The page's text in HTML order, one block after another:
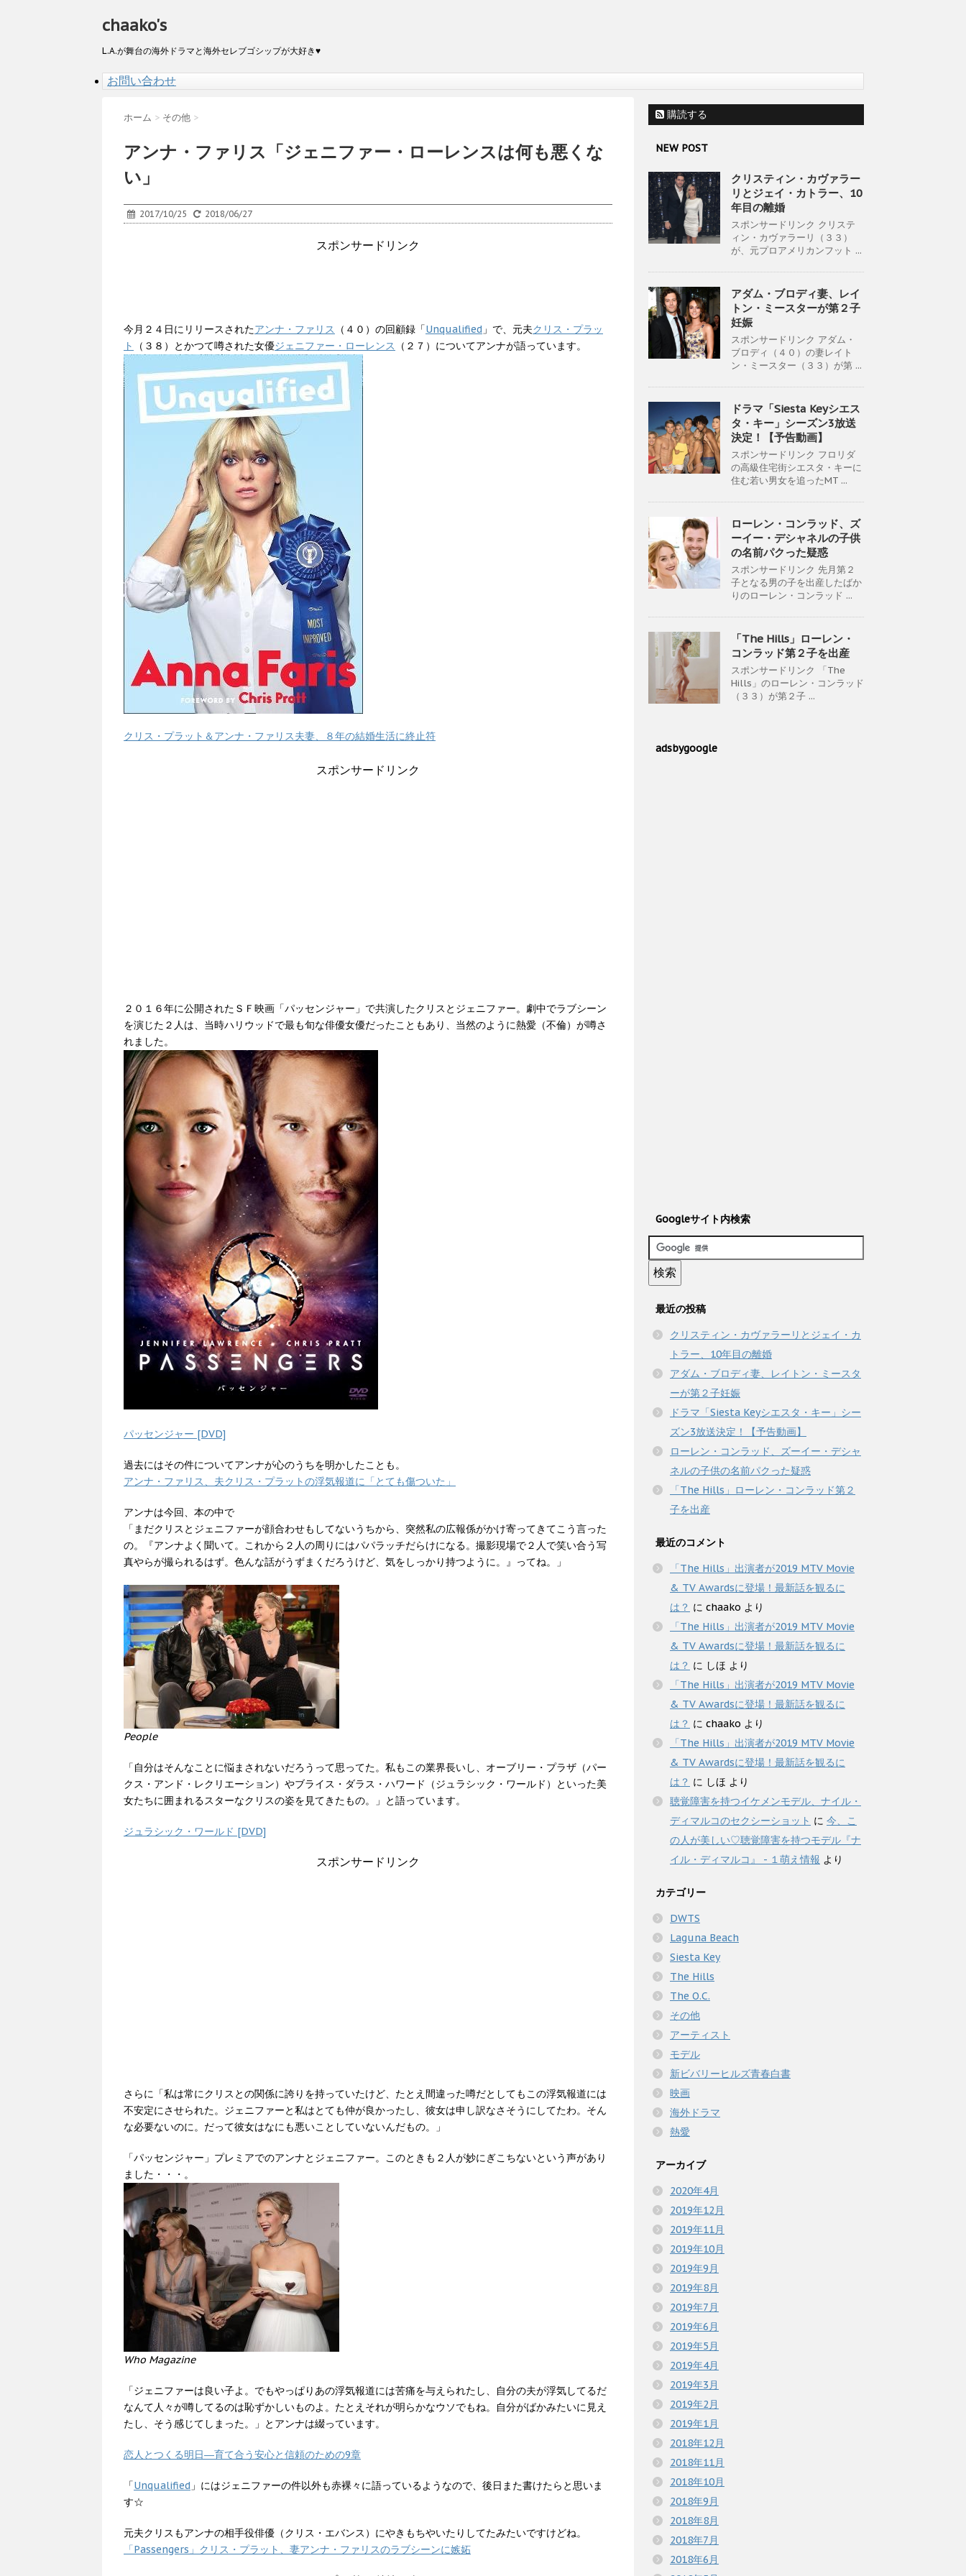
chaako's
L.A.が舞台の海外ドラマと海外セレブゴシップが大好き♥
お問い合わせ
ホーム > その他 >
アンナ・ファリス「ジェニファー・ローレンスは何も悪くな
い」
2017/10/25 2018/06/27
スポンサードリンク
今月２４日にリリースされたアンナ・ファリス （４０）の回顧録「Unqualified 」で、元夫クリス・プラッ
ト
（３８）とかつて噂された女優ジェニファー・ローレンス （２７）についてアンナが語っています。
クリス・プラット＆アンナ・ファリス夫妻、８年の結婚生活に終止符
スポンサードリンク
２０１６年に公開されたＳＦ映画「パッセンジャー」で共演したクリスとジェニファー。劇中でラブシーン
を演じた２人は、当時ハリウッドで最も旬な俳優女優だったこともあり、当然のように熱愛（不倫）が噂さ
れました。
パッセンジャー [DVD]
過去にはその件についてアンナが心のうちを明かしたことも。
アンナ・ファリス、夫クリス・プラットの浮気報道に「とても傷ついた」
アンナは今回、本の中で
「まだクリスとジェニファーが顔合わせもしてないうちから、突然私の広報係がかけ寄ってきてこう言った
の。『アンナよく聞いて。これから２人の周りにはパパラッチだらけになる。撮影現場で２人で笑い合う写
真やらが撮られるはず。色んな話がうずまくだろうけど、気をしっかり持つように。』ってね。」
People
「自分はそんなことに悩まされないだろうって思ってた。私もこの業界長いし、オーブリー・プラザ（パー
クス・アンド・レクリエーション）やブライス・ダラス・ハワード（ジュラシック・ワールド）といった美
女たちに囲まれるスターなクリスの姿を見てきたもの。」と語っています。
ジュラシック・ワールド [DVD]
スポンサードリンク
さらに「私は常にクリスとの関係に誇りを持っていたけど、たとえ間違った噂だとしてもこの浮気報道には
不安定にさせられた。ジェニファーと私はとても仲が良かったし、彼女は申し訳なさそうにしてたわ。そん
な必要ないのに。だって彼女はなにも悪いことしていないんだもの。」
「パッセンジャー」プレミアでのアンナとジェニファー。このときも２人が妙にぎこちないという声があり
ました・・・。
Who Magazine
「ジェニファーは良い子よ。でもやっぱりあの浮気報道には苦痛を与えられたし、自分の夫が浮気してるだ
なんて人々が噂してるのは恥ずかしいものよ。たとえそれが明らかなウソでもね。自分がばかみたいに見え
たし、そう感じてしまった。」とアンナは綴っています。
恋人とつくる明日―育て合う安心と信頼のための9章
「Unqualified 」にはジェニファーの件以外も赤裸々に語っているようなので、後日また書けたらと思いま
す☆
元夫クリスもアンナの相手役俳優（クリス・エバンス）にやきもちやいたりしてたみたいですけどね。
「Passengers」クリス・プラット、妻アンナ・ファリスのラブシーンに嫉妬
購読する
NEW POST
クリスティン・カヴァラー
リとジェイ・カトラー、10
年目の離婚
スポンサードリンク クリステ
ィン・カヴァラーリ（３３）
が、元プロアメリカンフット ...
アダム・ブロディ妻、レイ
トン・ミースターが第２子
妊娠
スポンサードリンク アダム・
ブロディ（４０）の妻レイト
ン・ミースター（３３）が第 ...
ドラマ「Siesta Keyシエス
タ・キー」シーズン3放送
決定！【予告動画】
スポンサードリンク フロリダ
の高級住宅街シエスタ・キーに
住む若い男女を追ったMT ...
ローレン・コンラッド、ズ
ーイー・デシャネルの子供
の名前パクった疑惑
スポンサードリンク 先月第２
子となる男の子を出産したばか
りのローレン・コンラッド ...
「The Hills」ローレン・
コンラッド第２子を出産
スポンサードリンク 「The
Hills」のローレン・コンラッド
（３３）が第２子 ...
adsbygoogle
Googleサイト内検索
最近の投稿
クリスティン・カヴァラーリとジェイ・カ
トラー、10年目の離婚
アダム・ブロディ妻、レイトン・ミースタ
ーが第２子妊娠
ドラマ「Siesta Keyシエスタ・キー」シー
ズン3放送決定！【予告動画】
ローレン・コンラッド、ズーイー・デシャ
ネルの子供の名前パクった疑惑
「The Hills」ローレン・コンラッド第２
子を出産
最近のコメント
「The Hills」出演者が2019 MTV Movie
& TV Awardsに登場！最新話を観るに
は？ に chaako より
「The Hills」出演者が2019 MTV Movie
& TV Awardsに登場！最新話を観るに
は？ に しほ より
「The Hills」出演者が2019 MTV Movie
& TV Awardsに登場！最新話を観るに
は？ に chaako より
「The Hills」出演者が2019 MTV Movie
& TV Awardsに登場！最新話を観るに
は？ に しほ より
聴覚障害を持つイケメンモデル、ナイル・
ディマルコのセクシーショット に 今、こ
の人が美しい♡聴覚障害を持つモデル『ナ
イル・ディマルコ』 - １萌え情報 より
カテゴリー
DWTS
Laguna Beach
Siesta Key
The Hills
The O.C.
その他
アーティスト
モデル
新ビバリーヒルズ青春白書
映画
海外ドラマ
熱愛
アーカイブ
2020年4月
2019年12月
2019年11月
2019年10月
2019年9月
2019年8月
2019年7月
2019年6月
2019年5月
2019年4月
2019年3月
2019年2月
2019年1月
2018年12月
2018年11月
2018年10月
2018年9月
2018年8月
2018年7月
2018年6月